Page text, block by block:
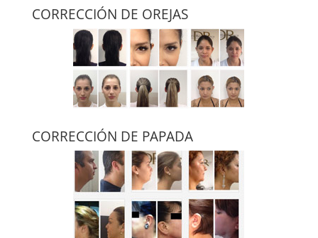
CORRECCIÓN DE OREJAS
CORRECCIÓN DE PAPADA